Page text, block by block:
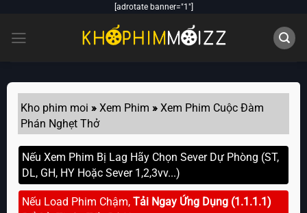
content
[adrotate banner="1"]
Kho phim moi »Xem Phim »Xem Phim Cuộc Đàm
Phán Nghẹt Thở
Nếu Xem Phim Bị Lag Hãy Chọn Sever Dự Phòng (ST,
DL, GH, HY Hoặc Sever 1,2,3vv...)
Nếu Load Phim Chậm,Tải Ngay Ứng Dụng (1.1.1.1)